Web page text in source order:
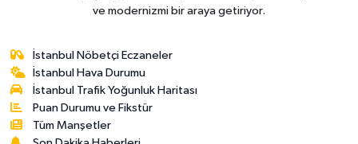
ve modernizmi bir araya getiriyor.
İstanbul Nöbetçi Eczaneler
İstanbul Hava Durumu
İstanbul Trafik Yoğunluk Haritası
Puan Durumu ve Fikstür
Tüm Manşetler